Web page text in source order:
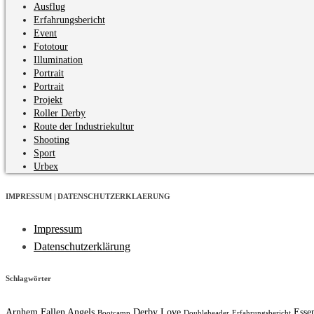
Ausflug
Erfahrungsbericht
Event
Fototour
Illumination
Portrait
Portrait
Projekt
Roller Derby
Route der Industriekultur
Shooting
Sport
Urbex
IMPRESSUM | DATENSCHUTZERKLAERUNG
Impressum
Datenschutzerklärung
Schlagwörter
Arnhem Fallen Angels Derby Love